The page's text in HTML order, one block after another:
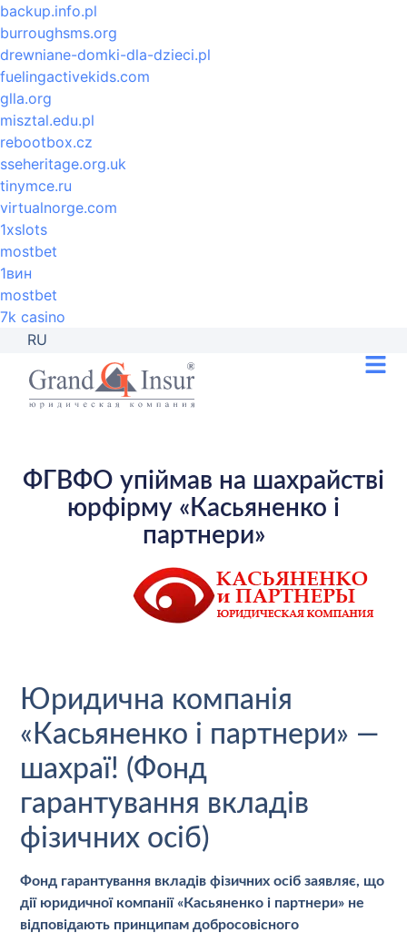
backup.info.pl
burroughsms.org
drewniane-domki-dla-dzieci.pl
fuelingactivekids.com
glla.org
misztal.edu.pl
rebootbox.cz
sseheritage.org.uk
tinymce.ru
virtualnorge.com
1xslots
mostbet
1вин
mostbet
7k casino
RU
ФГВФО упіймав на шахрайстві
юрфірму «Касьяненко і
партнери»
Юридична компанія
«Касьяненко і партнери» —
шахраї! (Фонд
гарантування вкладів
фізичних осіб)
Фонд гарантування вкладів фізичних осіб заявляє, що
дії юридичної компанії «Касьяненко і партнери» не
відповідають принципам добросовісного